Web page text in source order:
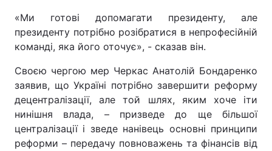
«Ми готові допомагати президенту, але
президенту потрібно розібратися в непрофесійній
команді, яка його оточує», - сказав він.
Своєю чергою мер Черкас Анатолій Бондаренко
заявив, що Україні потрібно завершити реформу
децентралізації, але той шлях, яким хоче іти
нинішня влада, – призведе до ще більшої
централізації і зведе нанівець основні принципи
реформи – передачу повноважень та фінансів від